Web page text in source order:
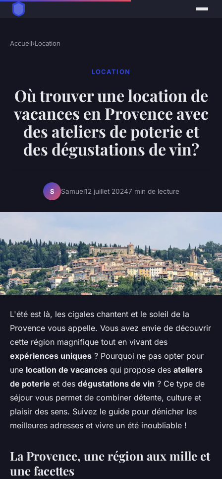
Accueil›Location
LOCATION
Où trouver une location de
vacances en Provence avec
des ateliers de poterie et
des dégustations de vin?
S Samuel12 juillet 20247 min de lecture
L'été est là, les cigales chantent et le soleil de la
Provence vous appelle. Vous avez envie de découvrir
cette région magnifique tout en vivant des
expériences uniques ? Pourquoi ne pas opter pour
une location de vacances qui propose des ateliers
de poterie et des dégustations de vin ? Ce type de
séjour vous permet de combiner détente, culture et
plaisir des sens. Suivez le guide pour dénicher les
meilleures adresses et vivre un été inoubliable !
La Provence, une région aux mille et
une facettes